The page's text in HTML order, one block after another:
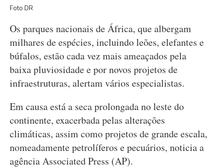
Foto DR
Os parques nacionais de África, que albergam
milhares de espécies, incluindo leões, elefantes e
búfalos, estão cada vez mais ameaçados pela
baixa pluviosidade e por novos projetos de
infraestruturas, alertam vários especialistas.
Em causa está a seca prolongada no leste do
continente, exacerbada pelas alterações
climáticas, assim como projetos de grande escala,
nomeadamente petrolíferos e pecuários, noticia a
agência Associated Press (AP).